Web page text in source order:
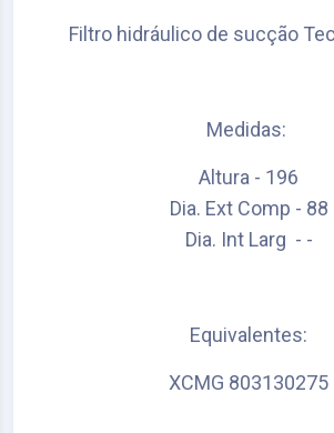
Filtro hidráulico de sucção
Medidas:
Altura - 196
Dia. Ext Comp - 88
Dia. Int Larg - -
Equivalentes:
XCMG 803130275